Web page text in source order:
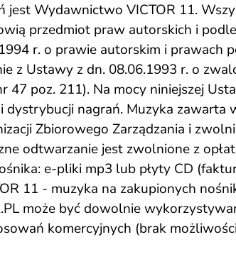
jest Wydawnictwo VICTOR 11.
przedmiot praw autorskich i
r. o prawie autorskim i prawach
z Ustawy z dn. 08.06.1993 r. o
47 poz. 211). Na mocy niniejszej
nagrań. Muzyka zawarta
Zbiorowego Zarządzania i
odtwarzanie jest zwolnione z
e-pliki mp3 lub płyty CD
11 - muzyka na zakupionych
może być dowolnie
komercyjnych (brak